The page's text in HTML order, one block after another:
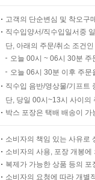
고객의 단순변심 및 착오구
직수입양서/직수입일서중
단, 아래의 주문/취소 조건
오늘 00시 ~ 06시 30분
오늘 06시 30분 이후 주
직수입 음반/영상물/기프트
단, 당일 00시~13시 사이의
박스 포장은 택배 배송이
소비자의 책임 있는 사유로
소비자의 사용, 포장 개봉
복제가 가능한 상품 등의
소비자의 요청에 따라 개별